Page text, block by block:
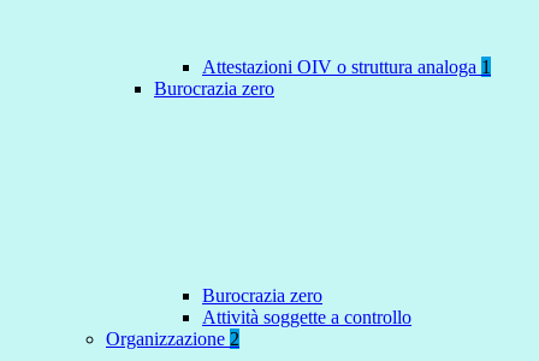
Attestazioni OIV o struttura analoga 1
Burocrazia zero
Burocrazia zero
Attività soggette a controllo
Organizzazione 2